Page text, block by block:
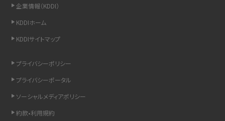
非通知設定とは？184で電話をかける方法やiPhone・Androidの設定を解説
iCloudの使用容量を減らす9つの方法！使用状況の確認手順も紹介
リプライ機能とは？LINE、X（旧Twitter）、Instagram、TikTokで送る方法を解説
企業情報（KDDI）
KDDIホーム
KDDIサイトマップ
プライバシーポリシー
プライバシーポータル
ソーシャルメディアポリシー
約款•利用規約